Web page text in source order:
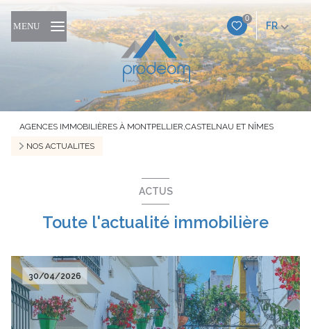
0
FR
MENU
AGENCES IMMOBILIÈRES À MONTPELLIER,CASTELNAU ET NÎMES
NOS ACTUALITES
ACTUS
Toute l'actualité immobilière
30/04/2026